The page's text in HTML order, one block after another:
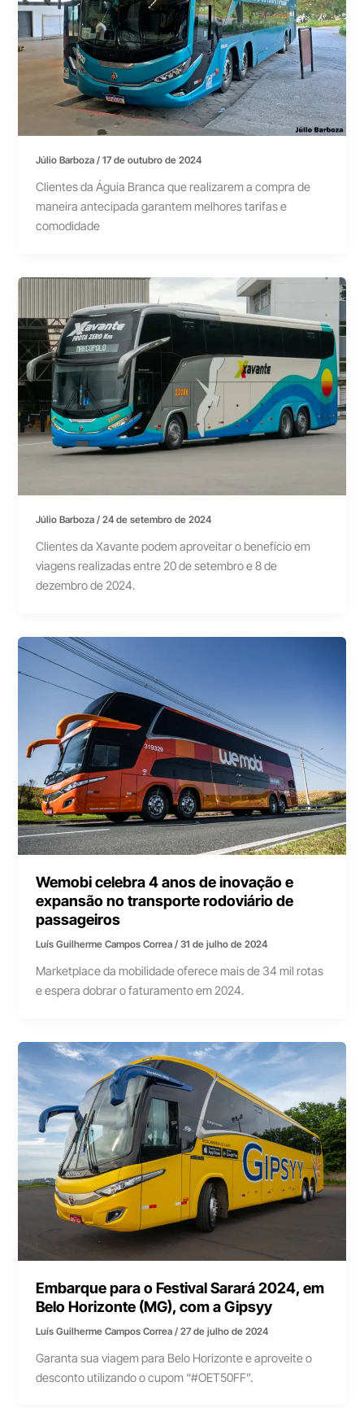
Júlio Barboza/17 de outubro de 2024
Clientes da Águia Branca que realizarem a compra de
maneira antecipada garantem melhores tarifas e
comodidade
Júlio Barboza/24 de setembro de 2024
Clientes da Xavante podem aproveitar o benefício em
viagens realizadas entre 20 de setembro e 8 de
dezembro de 2024.
Wemobi celebra 4 anos de inovação e
expansão no transporte rodoviário de
passageiros
Luís Guilherme Campos Correa/31 de julho de 2024
Marketplace da mobilidade oferece mais de 34 mil rotas
e espera dobrar o faturamento em 2024.
Embarque para o Festival Sarará 2024, em
Belo Horizonte (MG), com a Gipsyy
Luís Guilherme Campos Correa/27 de julho de 2024
Garanta sua viagem para Belo Horizonte e aproveite o
desconto utilizando o cupom “#OET50FF”.